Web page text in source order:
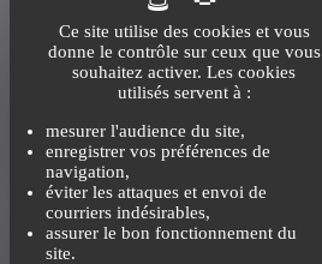
Ce site utilise des cookies et vous
donne le contrôle sur ceux que vous
souhaitez activer. Les cookies
utilisés servent à :
mesurer l'audience du site,
enregistrer vos préférences de
navigation,
éviter les attaques et envoi de
courriers indésirables,
assurer le bon fonctionnement du
site.